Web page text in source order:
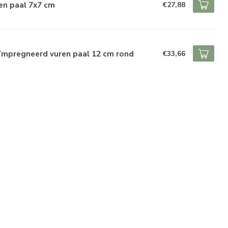
paal 7x7 cm €27,88
vuren paal 12 cm rond €33,66